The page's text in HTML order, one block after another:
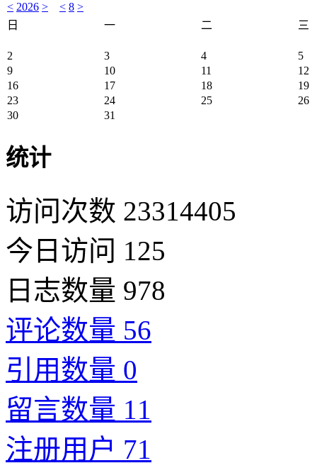
< 2026 > < 8 >
日
一 二 三
2 3 4
5
9
10 11
12
16
17 18
19
23
24 25
26
30
31
统计
访问次数 23314405
今日访问 125
日志数量 978
评论数量 56
引用数量 0
留言数量 11
注册用户 71